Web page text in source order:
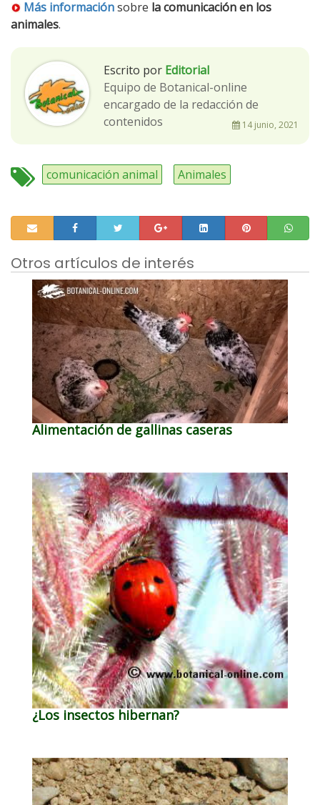
Más informaciónsobre la comunicación en los
animales.
Escrito por Editorial
Equipo de Botanical-online
encargado de la redacción de
contenidos
14 junio, 2021
comunicación animal Animales
Otros artículos de interés
Alimentación de gallinas caseras
¿Los insectos hibernan?